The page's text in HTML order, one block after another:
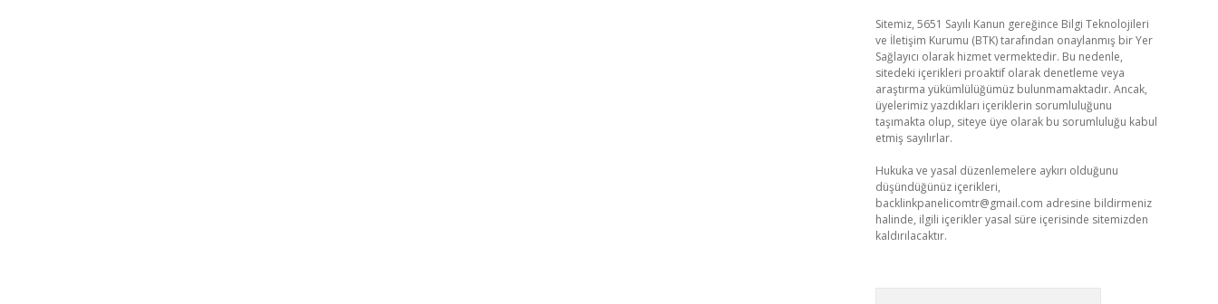
Sitemiz, 5651 Sayılı Kanun gereğince Bilgi Teknolojileri
ve İletişim Kurumu (BTK) tarafından onaylanmış bir Yer
Sağlayıcı olarak hizmet vermektedir. Bu nedenle,
sitedeki içerikleri proaktif olarak denetleme veya
araştırma yükümlülüğümüz bulunmamaktadır. Ancak,
üyelerimiz yazdıkları içeriklerin sorumluluğunu
taşımakta olup, siteye üye olarak bu sorumluluğu kabul
etmiş sayılırlar.
Hukuka ve yasal düzenlemelere aykırı olduğunu
düşündüğünüz içerikleri,
backlinkpanelicomtr@gmail.com adresine bildirmeniz
halinde, ilgili içerikler yasal süre içerisinde sitemizden
kaldırılacaktır.